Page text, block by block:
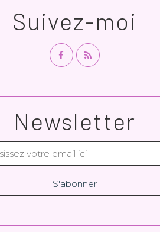
Newsletter
Suivez-moi